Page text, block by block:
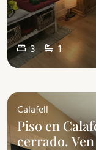
3 1
Calafell
Piso en
cerrado.